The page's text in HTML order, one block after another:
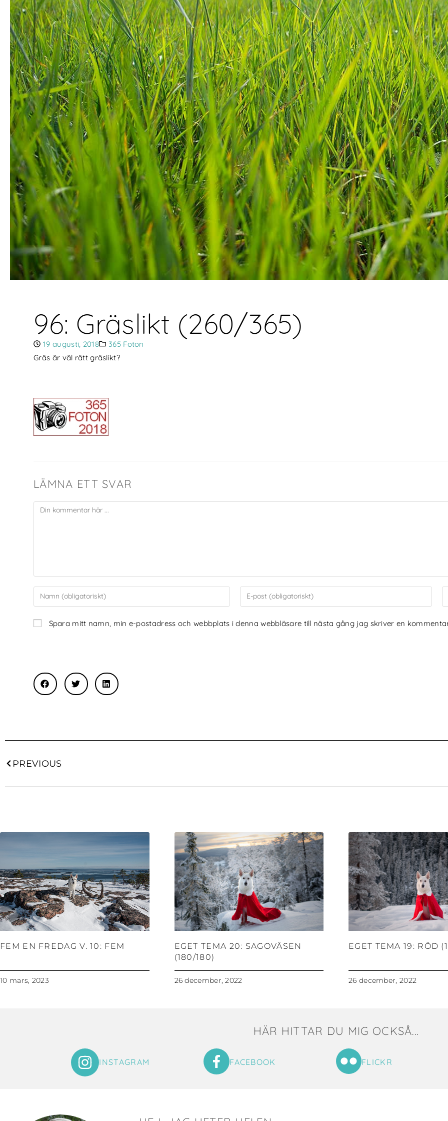
96: Gräslikt (260/365)
19 augusti, 2018
365 Foton
Gräs är väl rätt gräslikt?
LÄMNA ETT SVAR
Spara mitt namn, min e-postadress och webbplats i denna webbläsare till nästa gång jag skriver en
PREVIOUS
FEM EN FREDAG V. 10: FEM
10 mars, 2023
EGET TEMA 20: SAGOVÄSEN
(180/180)
26 december, 2022
EGET TEMA 19: RÖD
26 december, 2022
HÄR HITTAR DU MIG OCKSÅ...
INSTAGRAM FACEBOOK FLICKR